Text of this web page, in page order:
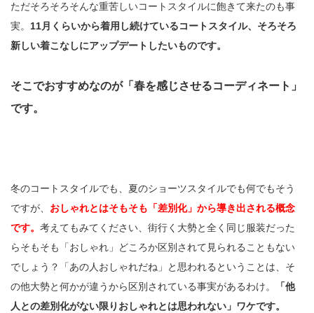
ただそろそろそんな重苦しいコートスタイルに飽きて来たのも事
実。 11月くらいから着用し続けているコートスタイル、そろそろ
新しい着こなしにアップデートしたいものです。
そこでおすすめなのが「春を感じさせるコーディネート」
です。
冬のコートスタイルでも、夏のショーツスタイルでも何でもそう
ですが、 おしゃれとはそもそも「差別化」から導き出される概念
です。 考えてもみてください、街行く大勢と全く同じ服装だった
らそもそも「おしゃれ」どころか区別されて見られることもない
でしょう？「あの人おしゃれだね」と思われるということは、そ
の他大勢と何かが違うから区別されている事実があるわけ。
「他
人との差別化がない限りおしゃれとは思われない」ワケです。